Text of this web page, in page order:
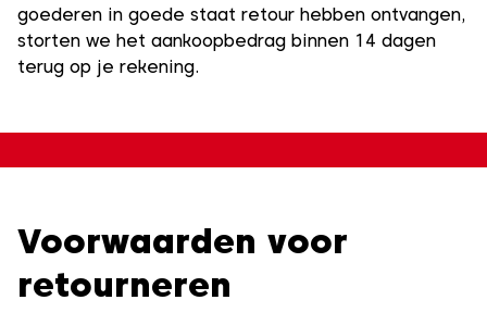
goederen in goede staat retour hebben ontvangen,
storten we het aankoopbedrag binnen 14 dagen
terug op je rekening.
Voorwaarden voor
retourneren